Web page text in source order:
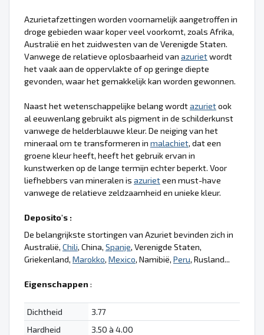
Azurietafzettingen worden voornamelijk aangetroffen in
droge gebieden waar koper veel voorkomt, zoals Afrika,
Australië en het zuidwesten van de Verenigde Staten.
Vanwege de relatieve oplosbaarheid van azurietwordt
het vaak aan de oppervlakte of op geringe diepte
gevonden, waar het gemakkelijk kan worden gewonnen.
Naast het wetenschappelijke belang wordtazurietook
al eeuwenlang gebruikt als pigment in de schilderkunst
vanwege de helderblauwe kleur. De neiging van het
mineraal om te transformeren in malachiet, dat een
groene kleur heeft, heeft het gebruik ervan in
kunstwerken op de lange termijn echter beperkt. Voor
liefhebbers van mineralen is azurieteen must-have
vanwege de relatieve zeldzaamheid en unieke kleur.
Deposito's :
De belangrijkste stortingen van Azuriet bevinden zich in
Australië, Chili, China, Spanje, Verenigde Staten,
Griekenland, Marokko, Mexico, Namibië, Peru, Rusland...
Eigenschappen :
Dichtheid
3.77
Hardheid
3.50 à 4.00